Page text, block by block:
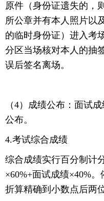
原件（身份证遗失的，
所公章并有本人照片以
的临时身份证）进入考
分区当场核对本人的抽
误后签名离场。
（4）成绩公布：面试
公布。
4.考试综合成绩
综合成绩实行百分制计
×60%+面试成绩×40%
折算精确到小数点后两位